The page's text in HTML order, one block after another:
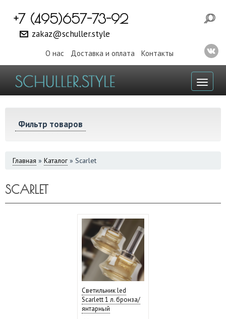
+7 (495)657-73-92
zakaz@schuller.style
О нас Доставка и оплата Контакты
Фильтр товаров
ВЫ
Главная » Каталог » Scarlet
SCARLET
Светильник led
Scarlett 1 л. бронза/
янтарный